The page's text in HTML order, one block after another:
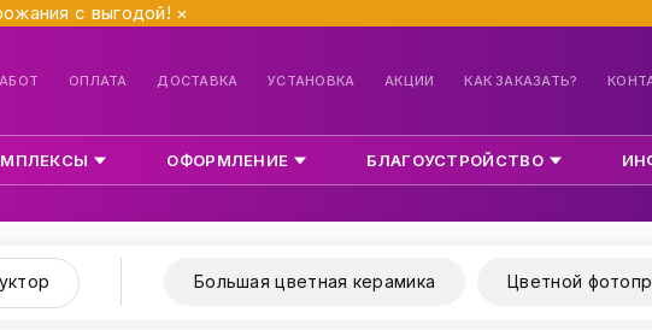
с выгодой! ×
ОПЛАТА ДОСТАВКА УСТАНОВКА АКЦИИ КАК ЗАКАЗАТЬ?
ОФОРМЛЕНИЕ БЛАГОУСТРОЙСТВО
Большая цветная керамика Цветной